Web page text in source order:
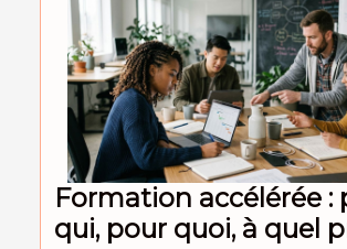
Formation accélérée :
qui, pour quoi, à quel